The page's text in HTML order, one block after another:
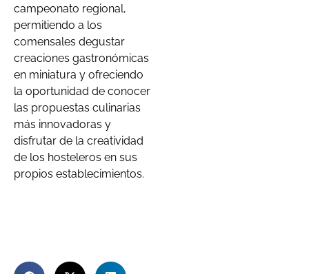
campeonato regional,
permitiendo a los
comensales degustar
creaciones gastronómicas
en miniatura y ofreciendo
la oportunidad de conocer
las propuestas culinarias
más innovadoras y
disfrutar de la creatividad
de los hosteleros en sus
propios establecimientos.